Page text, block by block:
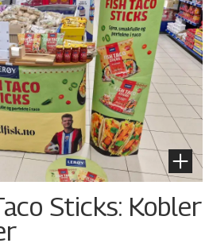
Sticks: Kobler